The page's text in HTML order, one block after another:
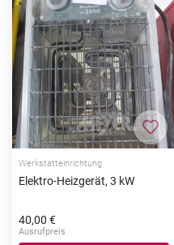
Zur
Werkstatteinrichtung
Elektro-Heizgerät, 3 kW
40,00 €
Ausrufpreis